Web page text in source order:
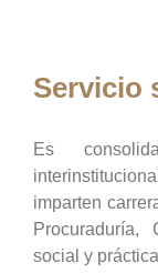
Servicio
Es
imparten
Procuraduría,
social y